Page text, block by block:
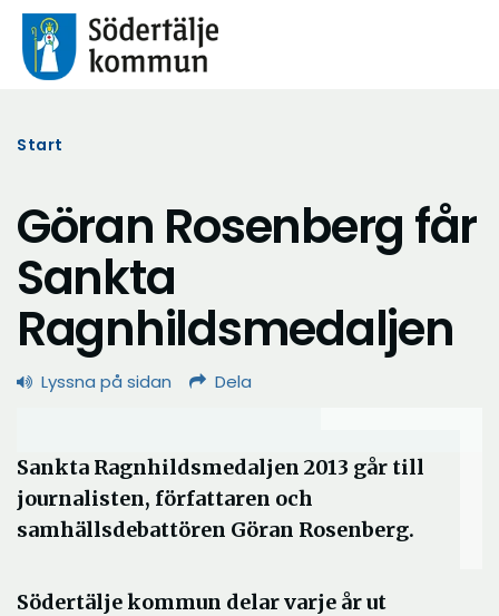
Start
Göran Rosenberg får
Sankta
Ragnhildsmedaljen
Lyssna på sidan Dela
Sankta Ragnhildsmedaljen 2013 går till
journalisten, författaren och
samhällsdebattören Göran Rosenberg.
Södertälje kommun delar varje år ut